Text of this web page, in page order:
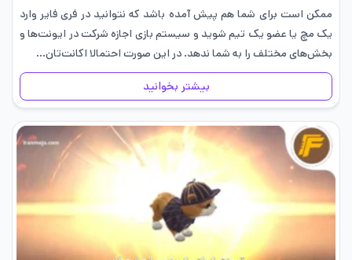
ممکن است برای شما هم پیش آمده باشد که نتوانید در فری فایر وارد
یک مچ یا عضو یک تیم شوید و سیستم بازی اجازه شرکت در ایونت‌ها و
بخش‌های مختلف را به شما ندهد. در این صورت احتمالا اکانت‌تان…
بیشتر بخوانید